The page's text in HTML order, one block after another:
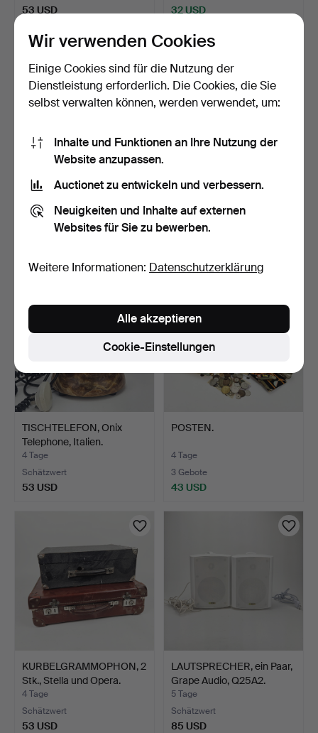
53 USD 32 USD
KLEIDERHAKEN, Metall,
Katze, 20. Jahrhunde…
3 Tage
Schätzwert
JOSEF FRANK. Tischsets
und Untersetzer, 15…
3 Tage
19 Gebote
TISCHTELEFON, Onix
Telephone, Italien.
4 Tage
Schätzwert
53 USD
POSTEN.
4 Tage
3 Gebote
43 USD
KURBELGRAMMOPHON, 2
Stk., Stella und Opera.
4 Tage
Schätzwert
53 USD
LAUTSPRECHER, ein Paar,
Grape Audio, Q25A2.
5 Tage
Schätzwert
85 USD
Wir verwenden Cookies
Einige Cookies sind für die Nutzung der
Dienstleistung erforderlich. Die Cookies, die Sie
selbst verwalten können, werden verwendet, um:
Inhalte und Funktionen an Ihre Nutzung der
Website anzupassen.
Auctionet zu entwickeln und verbessern.
Neuigkeiten und Inhalte auf externen
Websites für Sie zu bewerben.
Weitere Informationen: Datenschutzerklärung
Cookie-Einstellungen
Alle akzeptieren